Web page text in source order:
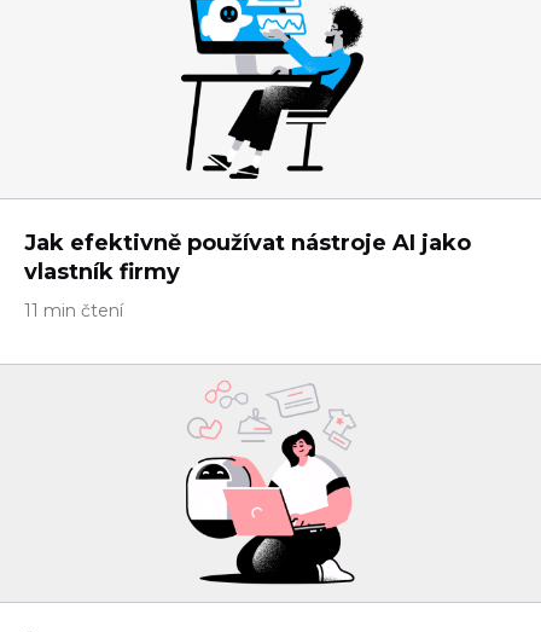
Jak efektivně používat nástroje AI jako
vlastník firmy
11 min čtení